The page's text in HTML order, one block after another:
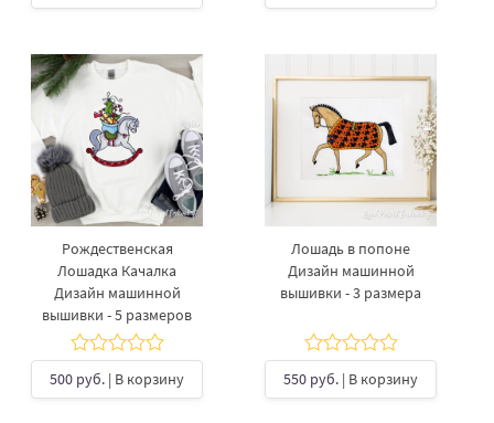
Рождественская
Лошадка Качалка
Дизайн машинной
вышивки - 5 размеров
500 руб. | В корзину
Лошадь в попоне
Дизайн машинной
вышивки - 3 размера
550 руб. | В корзину